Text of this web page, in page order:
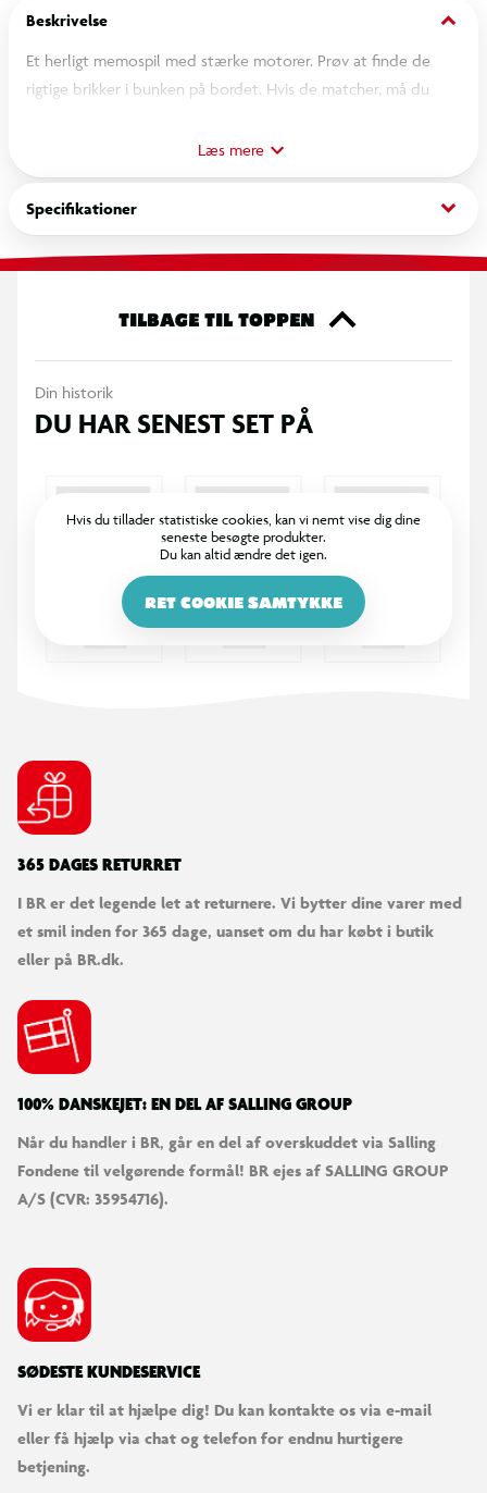
Beskrivelse keyboard_arrow_down
Et herligt memospil med stærke motorer. Prøv at finde de
rigtige brikker i bunken på bordet. Hvis de matcher, må du
Læs mere
Specifikationer keyboard_arrow_down
TILBAGE TIL TOPPEN
Din historik
DU HAR SENEST SET PÅ
Hvis du tillader statistiske cookies, kan vi nemt vise dig dine
seneste besøgte produkter.
Du kan altid ændre det igen.
RET COOKIE SAMTYKKE
365 DAGES RETURRET
I BR er det legende let at returnere. Vi bytter dine varer med
et smil inden for 365 dage, uanset om du har købt i butik
eller på BR.dk.
100% DANSKEJET: EN DEL AF SALLING GROUP
Når du handler i BR, går en del af overskuddet via Salling
Fondene til velgørende formål! BR ejes af SALLING GROUP
A/S (CVR: 35954716).
SØDESTE KUNDESERVICE
Vi er klar til at hjælpe dig! Du kan kontakte os via e-mail
eller få hjælp via chat og telefon for endnu hurtigere
betjening.